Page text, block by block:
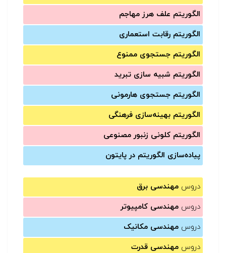
الگوریتم علف هرز مهاجم
الگوریتم رقابت استعماری
الگوریتم جستجوی ممنوع
الگوریتم شبیه سازی تبرید
الگوریتم جستجوی هارمونی
الگوریتم بهینه‌سازی فرهنگی
الگوریتم کلونی زنبور مصنوعی
پیاده‌سازی الگوریتم در پایتون
دروس مهندسی برق
دروس مهندسی کامپیوتر
دروس مهندسی مکانیک
دروس مهندسی قدرت